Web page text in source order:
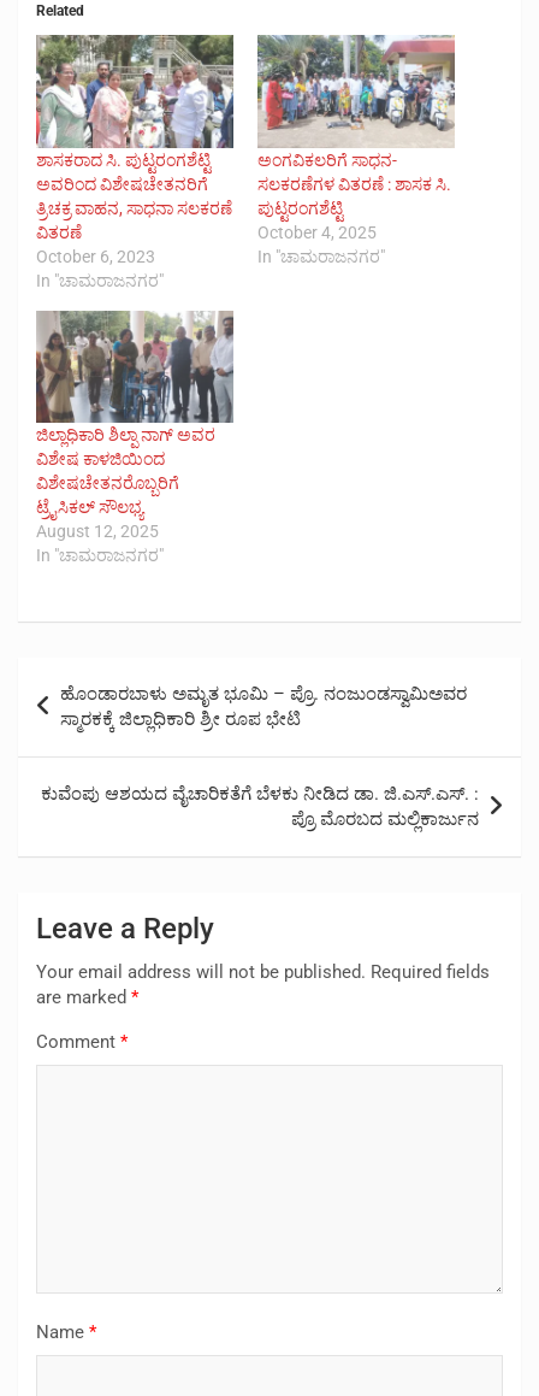
Related
ಶಾಸಕರಾದ ಸಿ. ಪುಟ್ಟರಂಗಶೆಟ್ಟಿ
ಅವರಿಂದ ವಿಶೇಷಚೇತನರಿಗೆ
ತ್ರಿಚಕ್ರ ವಾಹನ, ಸಾಧನಾ ಸಲಕರಣೆ
ವಿತರಣೆ
October 6, 2023
In "ಚಾಮರಾಜನಗರ"
ಅಂಗವಿಕಲರಿಗೆ ಸಾಧನ-
ಸಲಕರಣೆಗಳ ವಿತರಣೆ : ಶಾಸಕ ಸಿ.
ಪುಟ್ಟರಂಗಶೆಟ್ಟಿ
October 4, 2025
In "ಚಾಮರಾಜನಗರ"
ಜಿಲ್ಲಾಧಿಕಾರಿ ಶಿಲ್ಪಾ ನಾಗ್ ಅವರ
ವಿಶೇಷ ಕಾಳಜಿಯಿಂದ
ವಿಶೇಷಚೇತನರೊಬ್ಬರಿಗೆ
ಟ್ರೈಸಿಕಲ್ ಸೌಲಭ್ಯ
August 12, 2025
In "ಚಾಮರಾಜನಗರ"
navigation
ಹೊಂಡಾರಬಾಳು ಅಮೃತ ಭೂಮಿ – ಪ್ರೊ. ನಂಜುಂಡಸ್ವಾಮಿಅವರ
ಸ್ಮಾರಕಕ್ಕೆ ಜಿಲ್ಲಾಧಿಕಾರಿ ಶ್ರೀ ರೂಪ ಭೇಟಿ
ಕುವೆಂಪು ಆಶಯದ ವೈಚಾರಿಕತೆಗೆ ಬೆಳಕು ನೀಡಿದ ಡಾ. ಜಿ.ಎಸ್.ಎಸ್. :
ಪ್ರೊ ಮೊರಬದ ಮಲ್ಲಿಕಾರ್ಜುನ
Leave a Reply
Your email address will not be published. Required fields
are marked *
Comment *
Name *